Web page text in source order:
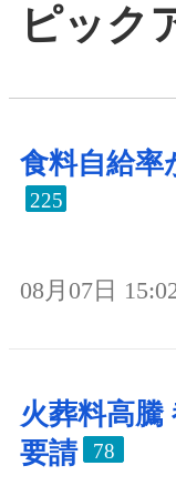
ピック
食料自給率
225
08月07日
火葬料高騰
要請
78